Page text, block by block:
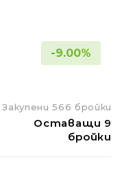
-9.00%
Закупени 566 бройки
Оставащи 9
бройки